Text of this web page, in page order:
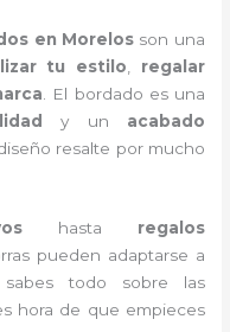
en Morelos son una
tu estilo
regalar
. El bordado es una
y un acabado
resalte por mucho
hasta regalos
pueden adaptarse a
sabes todo sobre las
hora de que empieces